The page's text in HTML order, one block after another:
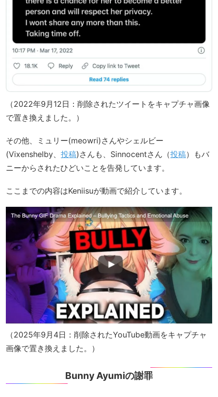
（2022年9月12日：削除されたツイートをキャプチャ画像
で置き換えました。）
その他、ミュリー(meowri)さんやシェルビー
(Vixenshelby、 投稿)さんも、Sinnocentさん（投稿）もバ
ニーからされたひどいことを告発しています。
ここまでの内容はKeniisuが動画で紹介しています。
（2025年9月4日：削除されたYouTube動画をキャプチャ
画像で置き換えました。）
Bunny Ayumiの謝罪